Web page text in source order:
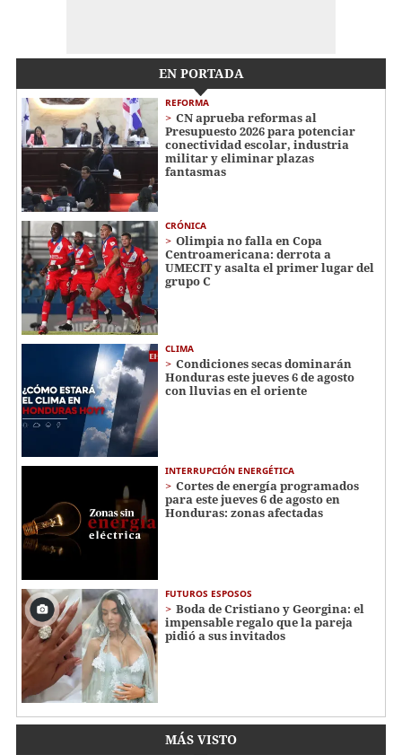
EN PORTADA
REFORMA
CN aprueba reformas al
Presupuesto 2026 para potenciar
conectividad escolar, industria
militar y eliminar plazas
fantasmas
CRÓNICA
Olimpia no falla en Copa
Centroamericana: derrota a
UMECIT y asalta el primer lugar del
grupo C
CLIMA
Condiciones secas dominarán
Honduras este jueves 6 de agosto
con lluvias en el oriente
INTERRUPCIÓN ENERGÉTICA
Cortes de energía programados
para este jueves 6 de agosto en
Honduras: zonas afectadas
FUTUROS ESPOSOS
Boda de Cristiano y Georgina: el
impensable regalo que la pareja
pidió a sus invitados
MÁS VISTO